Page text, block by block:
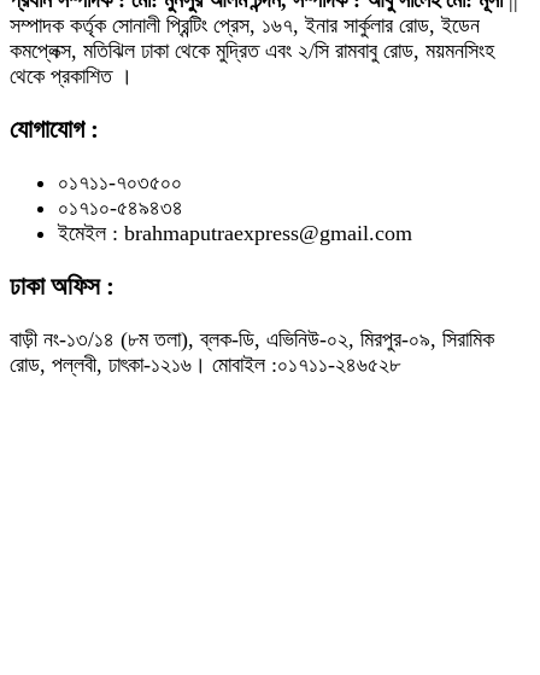
সম্পাদক কর্তৃক সোনালী প্রিন্টিং প্রেস, ১৬৭, ইনার সার্কুলার রোড, ইডেন
কমপ্লেক্স, মতিঝিল ঢাকা থেকে মুদ্রিত এবং ২/সি রামবাবু রোড, ময়মনসিংহ
থেকে প্রকাশিত ।
যোগাযোগ :
০১৭১১-৭০৩৫০০
০১৭১০-৫৪৯৪৩৪
ইমেইল : brahmaputraexpress@gmail.com
ঢাকা অফিস :
বাড়ী নং-১৩/১৪ (৮ম তলা), ব্লক-ডি, এভিনিউ-০২, মিরপুর-০৯, সিরামিক
রোড, পল্লবী, ঢাৎকা-১২১৬। মোবাইল :০১৭১১-২৪৬৫২৮